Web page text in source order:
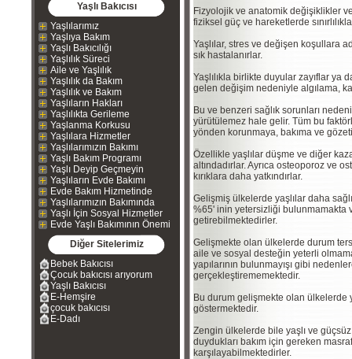
Yaşlı Bakıcısı
Yaşlılarımız
Yaşlıya Bakım
Yaşlı Bakıcılığı
Yaşlılık Süreci
Aile ve Yaşlılık
Yaşlılık da Bakım
Yaşlılık ve Bakım
Yaşlıların Hakları
Yaşlılıkta Gerileme
Yaşlanma Korkusu
Yaşlılara Hizmetler
Yaşlılarımızın Bakımı
Yaşlı Bakım Programı
Yaşlı Deyip Geçmeyin
Yaşlıların Evde Bakımı
Evde Bakım Hizmetinde
Yaşlılarımızın Bakımında
Yaşlı İçin Sosyal Hizmetler
Evde Yaşlı Bakımının Önemi
Diğer Sitelerimiz
Bebek Bakıcısı
Çocuk bakıcısı arıyorum
Yaşlı Bakıcısı
E-Hemşire
çocuk bakıcısı
E-Dadı
Fizyolojik ve anatomik değişiklikler
fiziksel güç ve hareketlerde
Yaşlılar, stres ve değişen koşullara
sık hastalanırlar.
Yaşlılıkla birlikte duyular zayıflar
gelen değişim nedeniyle algılama,
Bu ve benzeri sağlık sorunları
yürütülemez hale gelir. Tüm bu
yönden korunmaya, bakıma ve
Özellikle yaşlılar düşme ve diğer
altındadırlar. Ayrıca osteoporoz ve
kırıklara daha yatkındırlar.
Gelişmiş ülkelerde yaşlılar daha
%65' inin yetersizliği bulunmamakta
getirebilmektedirler.
Gelişmekte olan ülkelerde durum
aile ve sosyal desteğin yeterli
yapılarının bulunmayışı gibi
gerçekleştirememektedir.
Bu durum gelişmekte olan ülkelerde
göstermektedir.
Zengin ülkelerde bile yaşlı ve
duydukları bakım için gereken
karşılayabilmektedirler.